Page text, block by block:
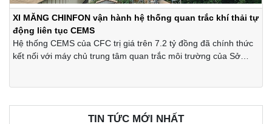
XI MĂNG CHINFON vận hành hệ thống quan trắc khí thải tự
động liên tục CEMS
Hệ thống CEMS của CFC trị giá trên 7.2 tỷ đồng đã chính thức
kết nối với máy chủ trung tâm quan trắc môi trường của Sở
TIN TỨC MỚI NHẤT